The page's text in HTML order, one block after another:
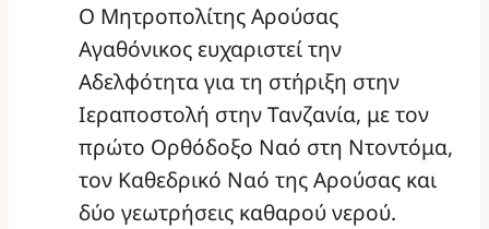
Ο Μητροπολίτης Αρούσας
Αγαθόνικος ευχαριστεί την
Αδελφότητα για τη στήριξη στην
Ιεραποστολή στην Τανζανία, με τον
πρώτο Ορθόδοξο Ναό στη Ντοντόμα,
τον Καθεδρικό Ναό της Αρούσας και
δύο γεωτρήσεις καθαρού νερού.